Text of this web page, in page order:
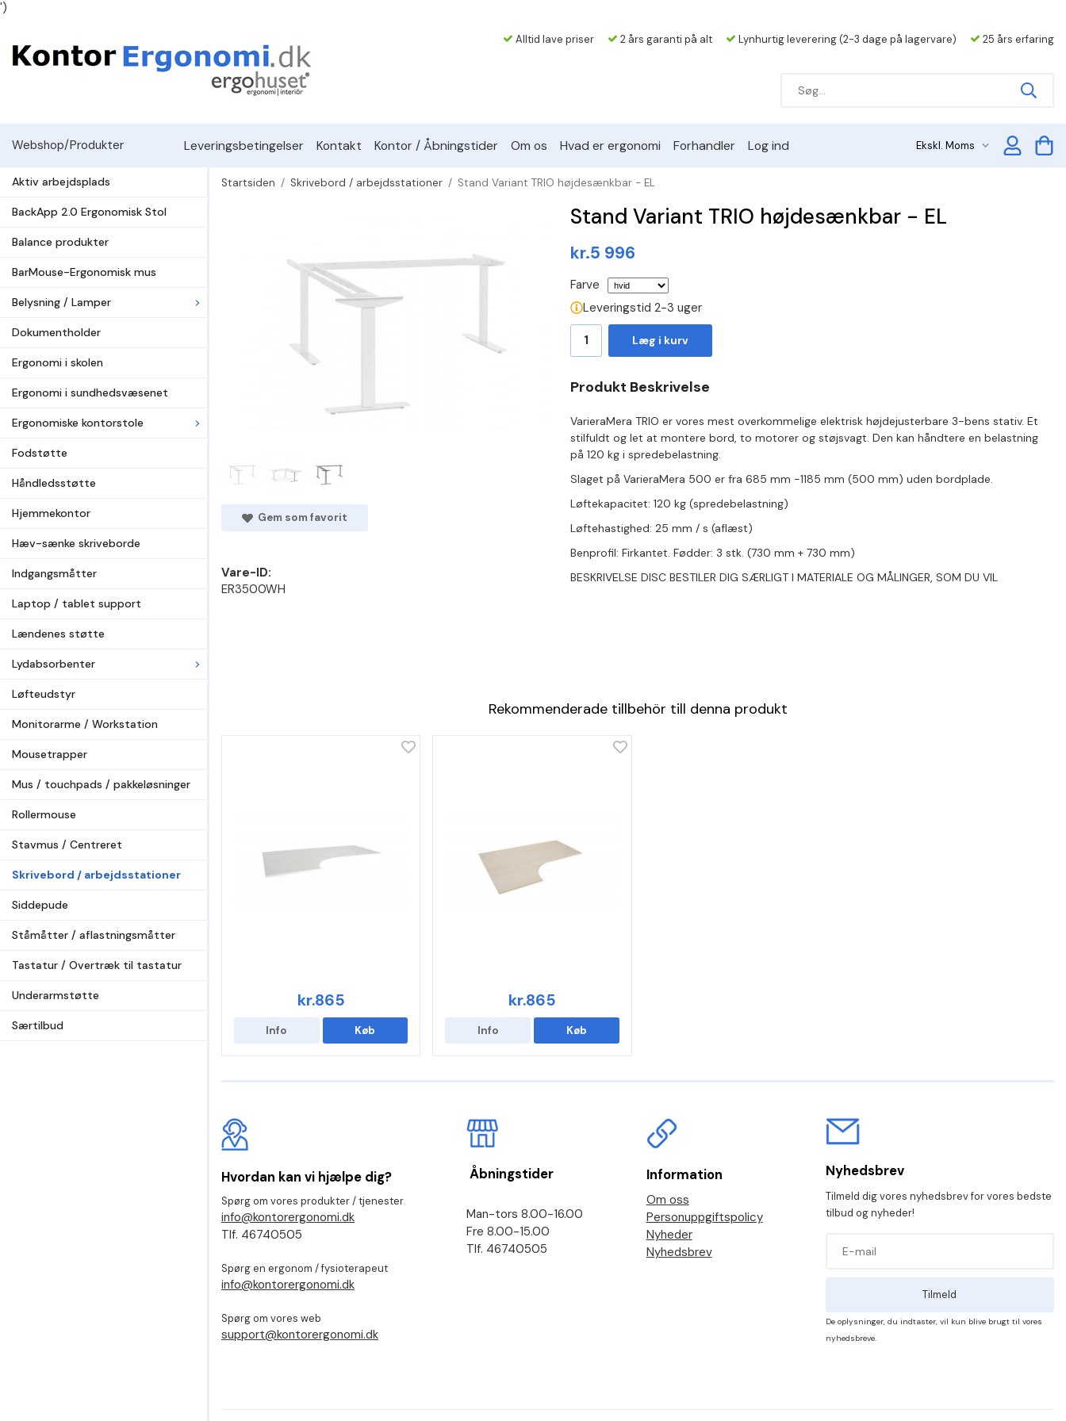
')
Alltid lave priser 2 års garanti på alt Lynhurtig leverering (2-3 dage på lagervare) 25 års erfaring
Webshop/Produkter Leveringsbetingelser Kontakt Kontor / Åbningstider Om os Hvad er ergonomi Forhandler Log ind
Aktiv arbejdsplads
BackApp 2.0 Ergonomisk Stol
Balance produkter
BarMouse-Ergonomisk mus
Belysning / Lamper
Dokumentholder
Ergonomi i skolen
Ergonomi i sundhedsvæsenet
Ergonomiske kontorstole
Fodstøtte
Håndledsstøtte
Hjemmekontor
Hæv-sænke skriveborde
Indgangsmåtter
Laptop / tablet support
Lændenes støtte
Lydabsorbenter
Løfteudstyr
Monitorarme / Workstation
Mousetrapper
Mus / touchpads / pakkeløsninger
Rollermouse
Stavmus / Centreret
Skrivebord / arbejdsstationer
Siddepude
Ståmåtter / aflastningsmåtter
Tastatur / Overtræk til tastatur
Underarmstøtte
Særtilbud
Startsiden / Skrivebord / arbejdsstationer / Stand Variant TRIO højdesænkbar - EL
Stand Variant TRIO højdesænkbar - EL
kr.5 996
Farve
Leveringstid 2-3 uger
Læg i kurv
Produkt Beskrivelse
VarieraMera TRIO er vores mest overkommelige elektrisk højdejusterbare 3-bens stativ. Et
stilfuldt og let at montere bord, to motorer og støjsvagt. Den kan håndtere en belastning
på 120 kg i spredebelastning.
Slaget på VarieraMera 500 er fra 685 mm -1185 mm (500 mm) uden bordplade.
Løftekapacitet: 120 kg (spredebelastning)
Løftehastighed: 25 mm / s (aflæst)
Benprofil: Firkantet. Fødder: 3 stk. (730 mm + 730 mm)
BESKRIVELSE DISC BESTILER DIG SÆRLIGT I MATERIALE OG MÅLINGER, SOM DU VIL
Gem som favorit
Vare-ID:
ER3500WH
Rekommenderade tillbehör till denna produkt
kr.865
Info Køb
kr.865
Info Køb
Hvordan kan vi hjælpe dig?
Spørg om vores produkter / tjenester
info@kontorergonomi.dk
Tlf. 46740505
Spørg en ergonom / fysioterapeut
info@kontorergonomi.dk
Spørg om vores web
support@kontorergonomi.dk
Åbningstider
Man-tors 8.00-16.00
Fre 8.00-15.00
Tlf. 46740505
Information
Om oss
Personuppgiftspolicy
Nyheder
Nyhedsbrev
Nyhedsbrev
Tilmeld dig vores nyhedsbrev for vores bedste
tilbud og nyheder!
Tilmeld
De oplysninger, du indtaster, vil kun blive brugt til vores
nyhedsbreve.